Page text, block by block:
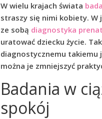
W wielu krajach świata
straszy się nimi kobiety. W
ze sobą diagnostyka
uratować dziecku życie.
diagnostycznemu takiemu
można je zmniejszyć
Badania w
spokój